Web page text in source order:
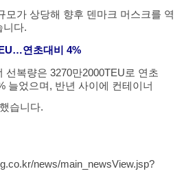
모가 상당해 향후 덴마크 머스크를 역
니다.
연초대비 4%
선복량은 3270만2000TEU로 연초
늘었으며, 반년 사이에 컨테이너
습니다.
news/main_newsView.jsp?